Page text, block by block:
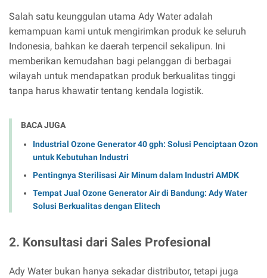
Salah satu keunggulan utama Ady Water adalah
kemampuan kami untuk mengirimkan produk ke seluruh
Indonesia, bahkan ke daerah terpencil sekalipun. Ini
memberikan kemudahan bagi pelanggan di berbagai
wilayah untuk mendapatkan produk berkualitas tinggi
tanpa harus khawatir tentang kendala logistik.
BACA JUGA
Industrial Ozone Generator 40 gph: Solusi Penciptaan Ozon
untuk Kebutuhan Industri
Pentingnya Sterilisasi Air Minum dalam Industri AMDK
Tempat Jual Ozone Generator Air di Bandung: Ady Water
Solusi Berkualitas dengan Elitech
2. Konsultasi dari Sales Profesional
Ady Water bukan hanya sekadar distributor, tetapi juga